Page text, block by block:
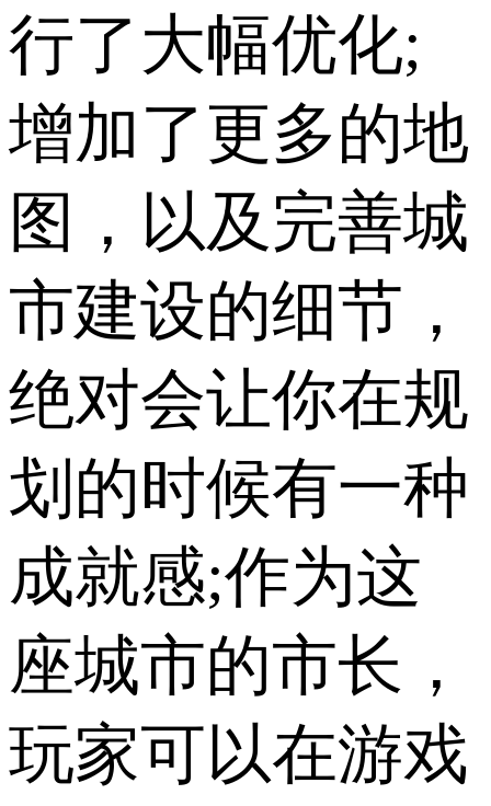
行了大幅优化;
增加了更多的地
图，以及完善城
市建设的细节，
绝对会让你在规
划的时候有一种
成就感;作为这
座城市的市长，
玩家可以在游戏